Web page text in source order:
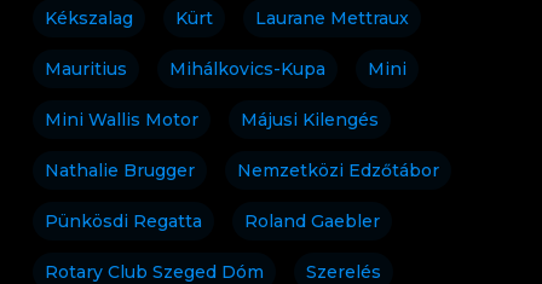
Kékszalag Kürt Laurane Mettraux
Mauritius Mihálkovics-Kupa Mini
Mini Wallis Motor Májusi Kilengés
Nathalie Brugger Nemzetközi Edzőtábor
Pünkösdi Regatta Roland Gaebler
Rotary Club Szeged Dóm Szerelés